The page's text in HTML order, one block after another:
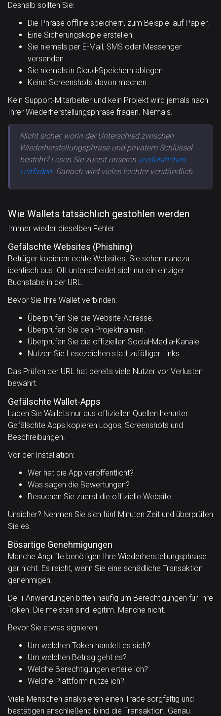
Deshalb sollten Sie:
Die Phrase offline speichern, zum Beispiel auf Papier.
Eine Sicherungskopie erstellen.
Sie niemals per E-Mail, SMS oder Messenger
versenden.
Sie niemals in Cloud-Speichern ablegen.
Keine Screenshots davon machen.
Kein Support-Mitarbeiter und kein Projekt wird jemals nach
Ihrer Wiederherstellungsphrase fragen. Niemals.
Nicht sicher, worin der Unterschied zwischen
Wiederherstellungsphrase und privatem Schlüssel
besteht? Lesen Sie zuerst unseren ausführlichen
Leitfaden. Danach wird vieles leichter verständlich.
Wie Wallets tatsächlich gestohlen werden
Immer wieder dieselben Fehler.
Gefälschte Websites (Phishing)
Betrüger kopieren echte Websites. Sie sehen nahezu
identisch aus. Oft unterscheidet sich nur ein einziger
Buchstabe in der URL.
Bevor Sie Ihre Wallet verbinden:
Überprüfen Sie die Website-Adresse.
Überprüfen Sie den Projektnamen.
Überprüfen Sie die offiziellen Social-Media-Kanäle.
Nutzen Sie Lesezeichen statt zufälliger Links.
Das Prüfen der URL hat bereits viele Nutzer vor Verlusten
bewahrt.
Gefälschte Wallet-Apps
Laden Sie Wallets nur aus offiziellen Quellen herunter.
Gefälschte Apps kopieren Logos, Screenshots und
Beschreibungen.
Vor der Installation:
Wer hat die App veröffentlicht?
Was sagen die Bewertungen?
Besuchen Sie zuerst die offizielle Website.
Unsicher? Nehmen Sie sich fünf Minuten Zeit und überprüfen
Sie es.
Bösartige Genehmigungen
Manche Angriffe benötigen Ihre Wiederherstellungsphrase
gar nicht. Es reicht, wenn Sie eine schädliche Transaktion
genehmigen.
DeFi-Anwendungen bitten häufig um Berechtigungen für Ihre
Token. Die meisten sind legitim. Manche nicht.
Bevor Sie etwas signieren:
Um welchen Token handelt es sich?
Um welchen Betrag geht es?
Welche Berechtigungen erteile ich?
Welche Plattform nutze ich?
Viele Menschen analysieren einen Trade sorgfältig und
bestätigen anschließend blind die Transaktion. Genau